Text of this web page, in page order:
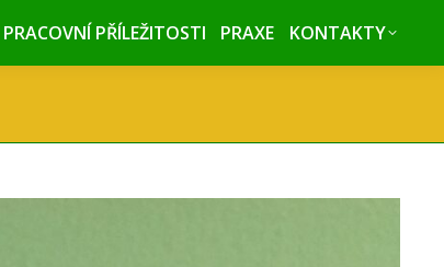
PRACOVNÍ PŘÍLEŽITOSTI PRAXE KONTAKTY
PRACOVNÍ PŘÍLEŽITOSTI PRAXE KONTAKTY